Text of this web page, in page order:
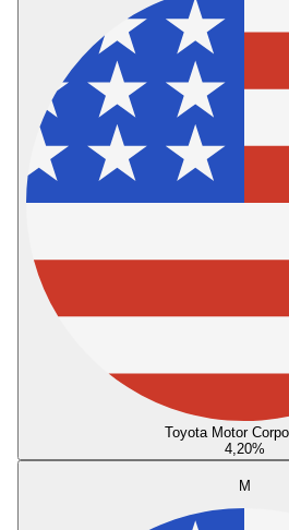
Toyota Motor
4,20%
M